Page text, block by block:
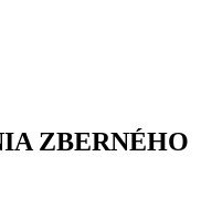
ZBERNÉHO